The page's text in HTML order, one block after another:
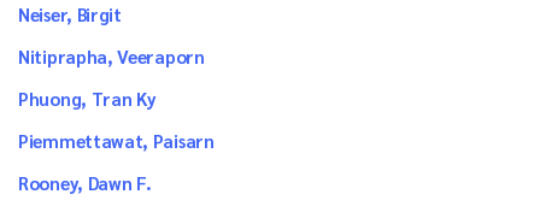
Neiser, Birgit
Nitiprapha, Veeraporn
Phuong, Tran Ky
Piemmettawat, Paisarn
Rooney, Dawn F.